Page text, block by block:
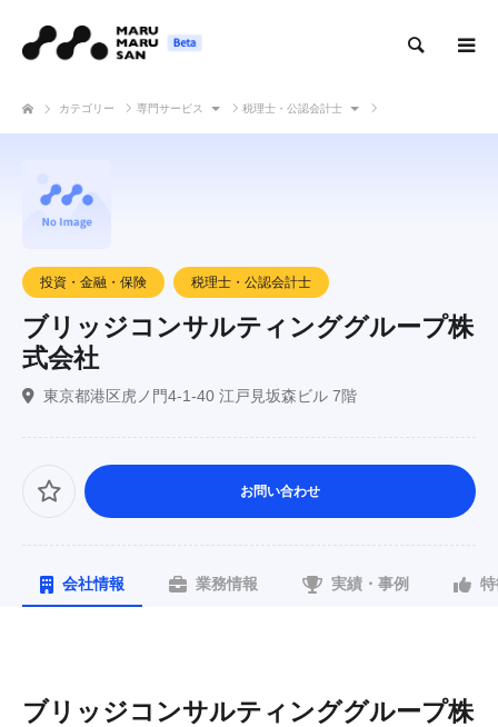
カテゴリー 専門サービス 税理士・公認会計士
投資・金融・保険 税理士・公認会計士
ブリッジコンサルティンググループ株
式会社
東京都港区虎ノ門4-1-40 江戸見坂森ビル 7階
お問い合わせ
会社情報 業務情報 実績・事例
ブリッジコンサルティンググループ株